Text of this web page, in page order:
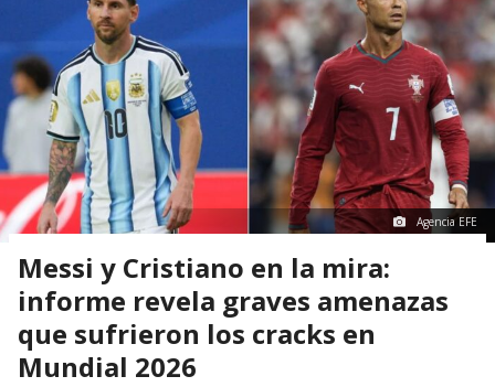
Agencia EFE
Messi y Cristiano en la mira:
informe revela graves amenazas
que sufrieron los cracks en
Mundial 2026